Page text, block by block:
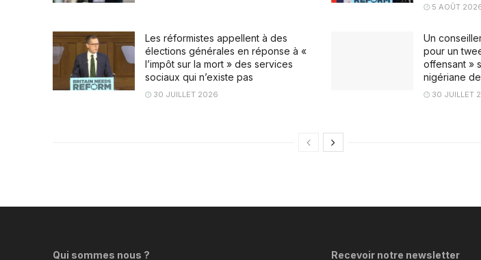
5 AOÛT
Les réformistes appellent à des
élections générales en réponse à «
l’impôt sur la mort » des services
sociaux qui n’existe pas
30 JUILLET 2026
Un
pour un
offensant »
nigériane
30 JUILLET
Qui sommes nous ? Recevoir notre newsletter